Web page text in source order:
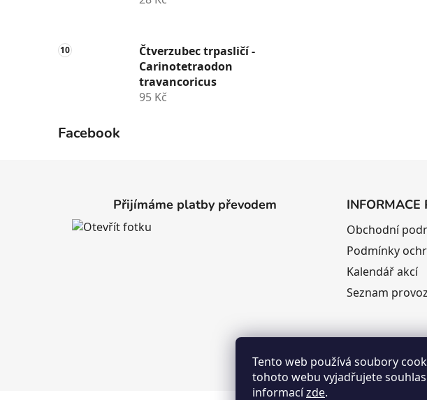
Tento web používá soubory
tohoto webu vyjadřujete
informacízde.
Čtverzubec trpasličí -
Carinotetraodon
travancoricus
95 Kč
Facebook
Přijímáme platby převodem INFORMACE
Obchodní
Podmínky
Kalendář akcí
Seznam